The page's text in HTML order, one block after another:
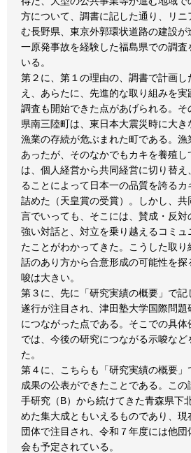
方について、調書に記した通り、リニ
む長野県、東京外郭環状道路の建設
一原発事故を経験した福島県での調査
いる。
第２に、第１の理由の、調書で計画し
え、あらたに、先進的な取り組みを
調査も開始できた点があげられる。
県南三陸町は、東日本大震災時に大き
漁業の存続が危ぶまれた町である。
あったが、そのなかでもカキを養殖
は、個人経営から共同経営に切り替
ることによって日本一の品質を誇るカ
詰めた（天皇賞の受賞）。しかし、
言でいっても、そこには、賛成・反対
強い対話と、対立を乗り越えるコミュ
たことがわかってきた。こうした取
話のあり方から合意形成の可能性を
唆は大きい。
第３に、先に「研究実績の概要」で
遂行が注目され、津田塾大学国際問
につながった点である。そこでの具
では、今後の研究につながる示唆など
た。
第４に、こちらも「研究実績の概要
成果の公表ができたことである。こ
手研究（B）から続けてきた青森県下
めた集大成ともいえるものであり、
団体で注目され、令和７年度には他
会も予定されている。